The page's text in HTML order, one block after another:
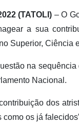
(TATOLI) – O
a sua
Superior, Ciência
na
Nacional.
dos
os já